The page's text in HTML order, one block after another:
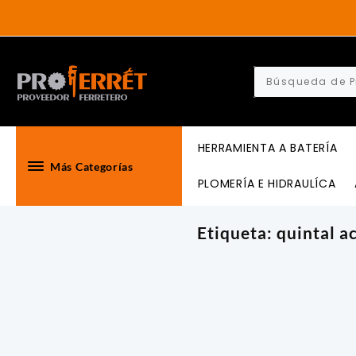
content
Más Categorías
HERRAMIENTA A BATERÍA
PLOMERÍA E HIDRAULÍCA
Etiqueta:quintal